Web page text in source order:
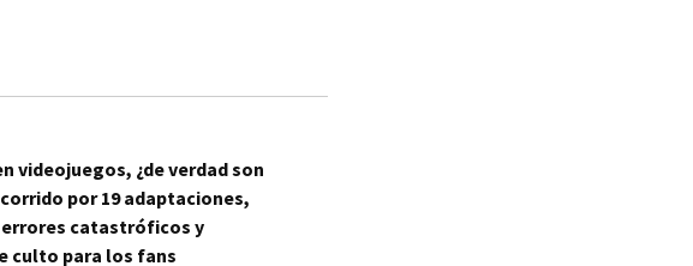
videojuegos, ¿de verdad son
por 19 adaptaciones,
catastróficos y
culto para los fans